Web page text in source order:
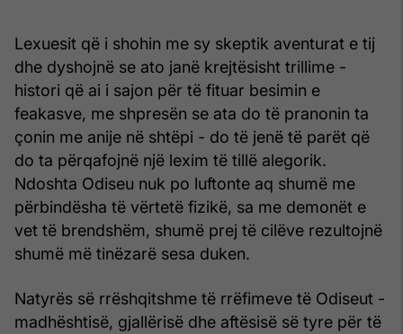
Lexuesit që i shohin me sy skeptik aventurat e tij
dhe dyshojnë se ato janë krejtësisht trillime -
histori që ai i sajon për të fituar besimin e
feakasve, me shpresën se ata do të pranonin ta
çonin me anije në shtëpi - do të jenë të parët që
do ta përqafojnë një lexim të tillë alegorik.
Ndoshta Odiseu nuk po luftonte aq shumë me
përbindësha të vërtetë fizikë, sa me demonët e
vet të brendshëm, shumë prej të cilëve rezultojnë
shumë më tinëzarë sesa duken.
Natyrës së rrëshqitshme të rrëfimeve të Odiseut -
madhështisë, gjallërisë dhe aftësisë së tyre për të